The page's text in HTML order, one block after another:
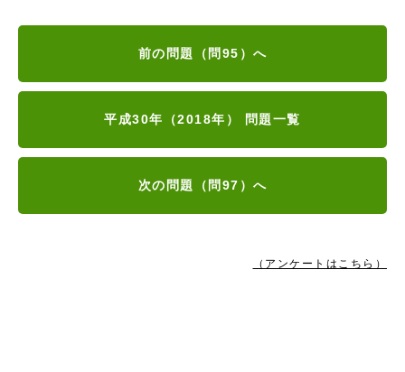
前の問題（問95）へ
平成30年（2018年） 問題一覧
次の問題（問97）へ
（アンケートはこちら）